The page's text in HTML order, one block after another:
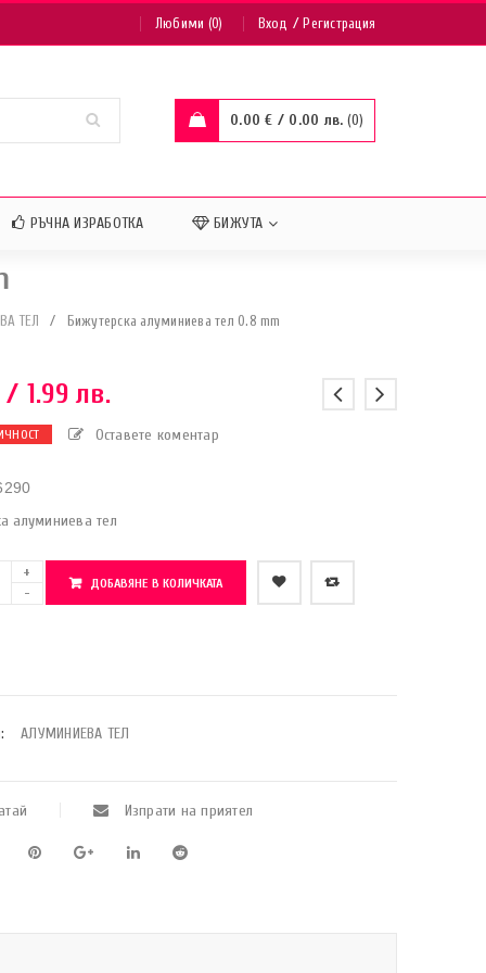
Любими (0) Вход /Регистрация
0.00€ / 0.00 лв. 0
РЪЧНА ИЗРАБОТКА БИЖУТА
ТЕЛ / Бижутерска алуминиева тел 0.8 mm
/ 1.99 лв.
Оставете коментар
алуминиева тел
ДОБАВЯНЕ В КОЛИЧКАТА
АЛУМИНИЕВА ТЕЛ
Изпрати на приятел